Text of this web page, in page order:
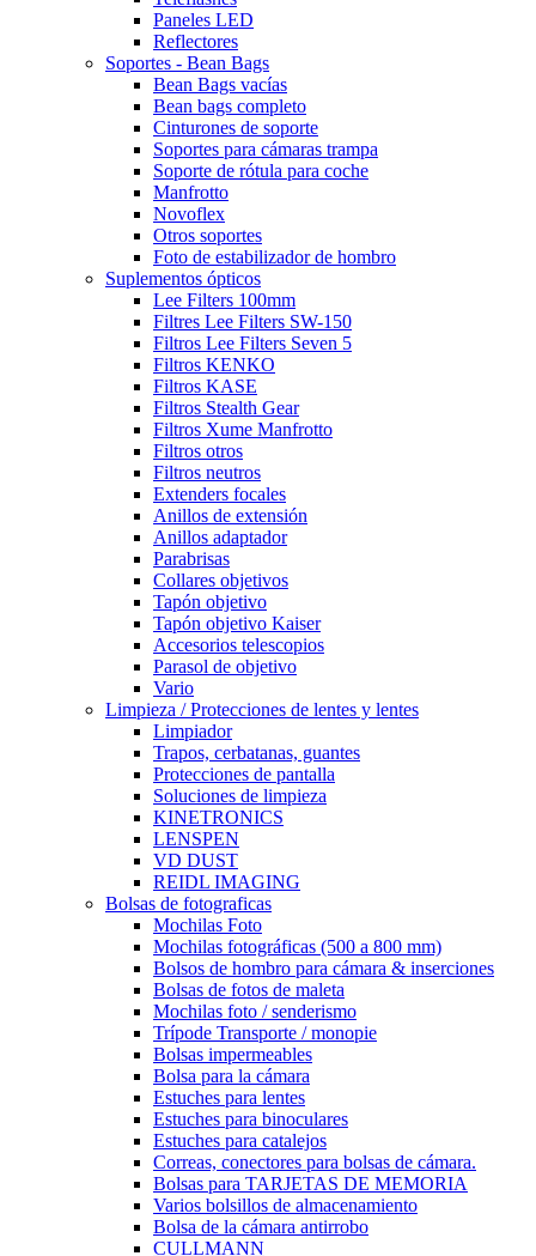
Paneles LED
Reflectores
Soportes - Bean Bags
Bean Bags vacías
Bean bags completo
Cinturones de soporte
Soportes para cámaras trampa
Soporte de rótula para coche
Manfrotto
Novoflex
Otros soportes
Foto de estabilizador de hombro
Suplementos ópticos
Lee Filters 100mm
Filtres Lee Filters SW-150
Filtros Lee Filters Seven 5
Filtros KENKO
Filtros KASE
Filtros Stealth Gear
Filtros Xume Manfrotto
Filtros otros
Filtros neutros
Extenders focales
Anillos de extensión
Anillos adaptador
Parabrisas
Collares objetivos
Tapón objetivo
Tapón objetivo Kaiser
Accesorios telescopios
Parasol de objetivo
Vario
Limpieza / Protecciones de lentes y lentes
Limpiador
Trapos, cerbatanas, guantes
Protecciones de pantalla
Soluciones de limpieza
KINETRONICS
LENSPEN
VD DUST
REIDL IMAGING
Bolsas de fotograficas
Mochilas Foto
Mochilas fotográficas (500 a 800 mm)
Bolsos de hombro para cámara & inserciones
Bolsas de fotos de maleta
Mochilas foto / senderismo
Trípode Transporte / monopie
Bolsas impermeables
Bolsa para la cámara
Estuches para lentes
Estuches para binoculares
Estuches para catalejos
Correas, conectores para bolsas de cámara.
Bolsas para TARJETAS DE MEMORIA
Varios bolsillos de almacenamiento
Bolsa de la cámara antirrobo
CULLMANN